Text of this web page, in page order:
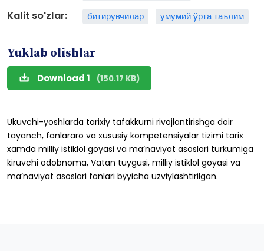
Kalit so'zlar: битирувчилар умумий ÿрта таълим
Yuklab olishlar
Download 1 (150.17 KB)
Ukuvchi-yoshlarda tarixiy tafakkurni rivojlantirishga doir
tayanch, fanlararo va xususiy kompetensiyalar tizimi tarix
xamda milliy istiklol goyasi va ma’naviyat asoslari turkumiga
kiruvchi odobnoma, Vatan tuygusi, milliy istiklol goyasi va
ma’naviyat asoslari fanlari bÿyicha uzviylashtirilgan.